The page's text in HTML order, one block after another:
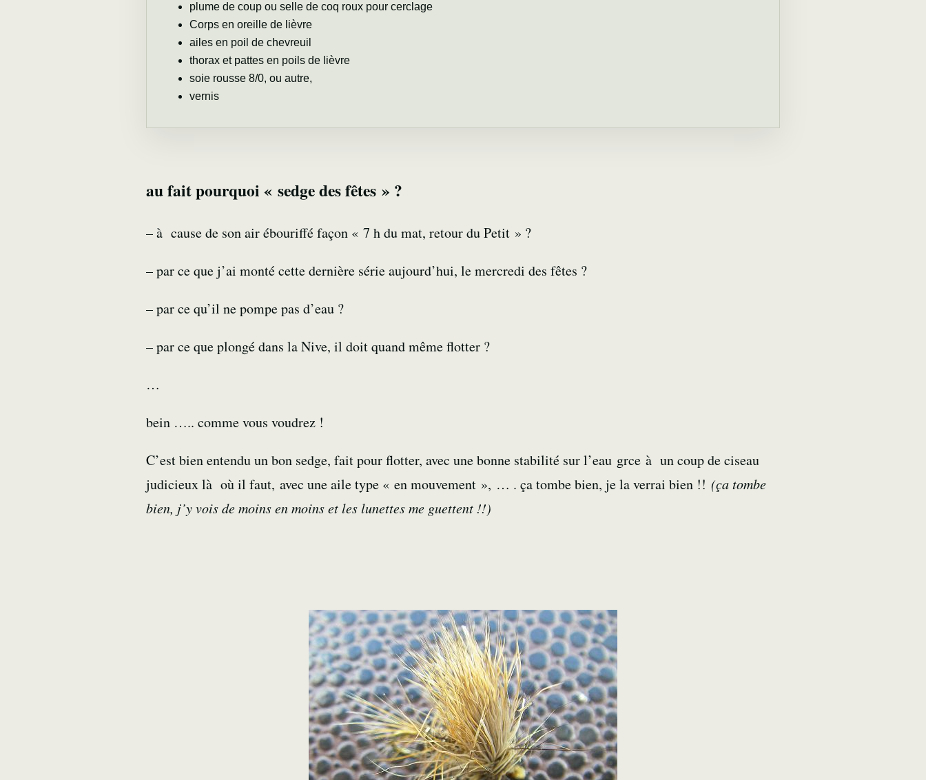
plume de coup ou selle de coq roux pour cerclage
Corps en oreille de lièvre
ailes en poil de chevreuil
thorax et pattes en poils de lièvre
soie rousse 8/0, ou autre,
vernis
au fait pourquoi « sedge des fêtes » ?
– à cause de son air ébouriffé façon « 7 h du mat, retour du Petit » ?
– par ce que j’ai monté cette dernière série aujourd’hui, le mercredi des fêtes ?
– par ce qu’il ne pompe pas d’eau ?
– par ce que plongé dans la Nive, il doit quand même flotter ?
…
bein ….. comme vous voudrez !
C’est bien entendu un bon sedge, fait pour flotter, avec une bonne stabilité sur l’eau grce à un coup de ciseau
judicieux là où il faut, avec une aile type « en mouvement », … . ça tombe bien, je la verrai bien !! (ça tombe
bien, j’y vois de moins en moins et les lunettes me guettent !!)